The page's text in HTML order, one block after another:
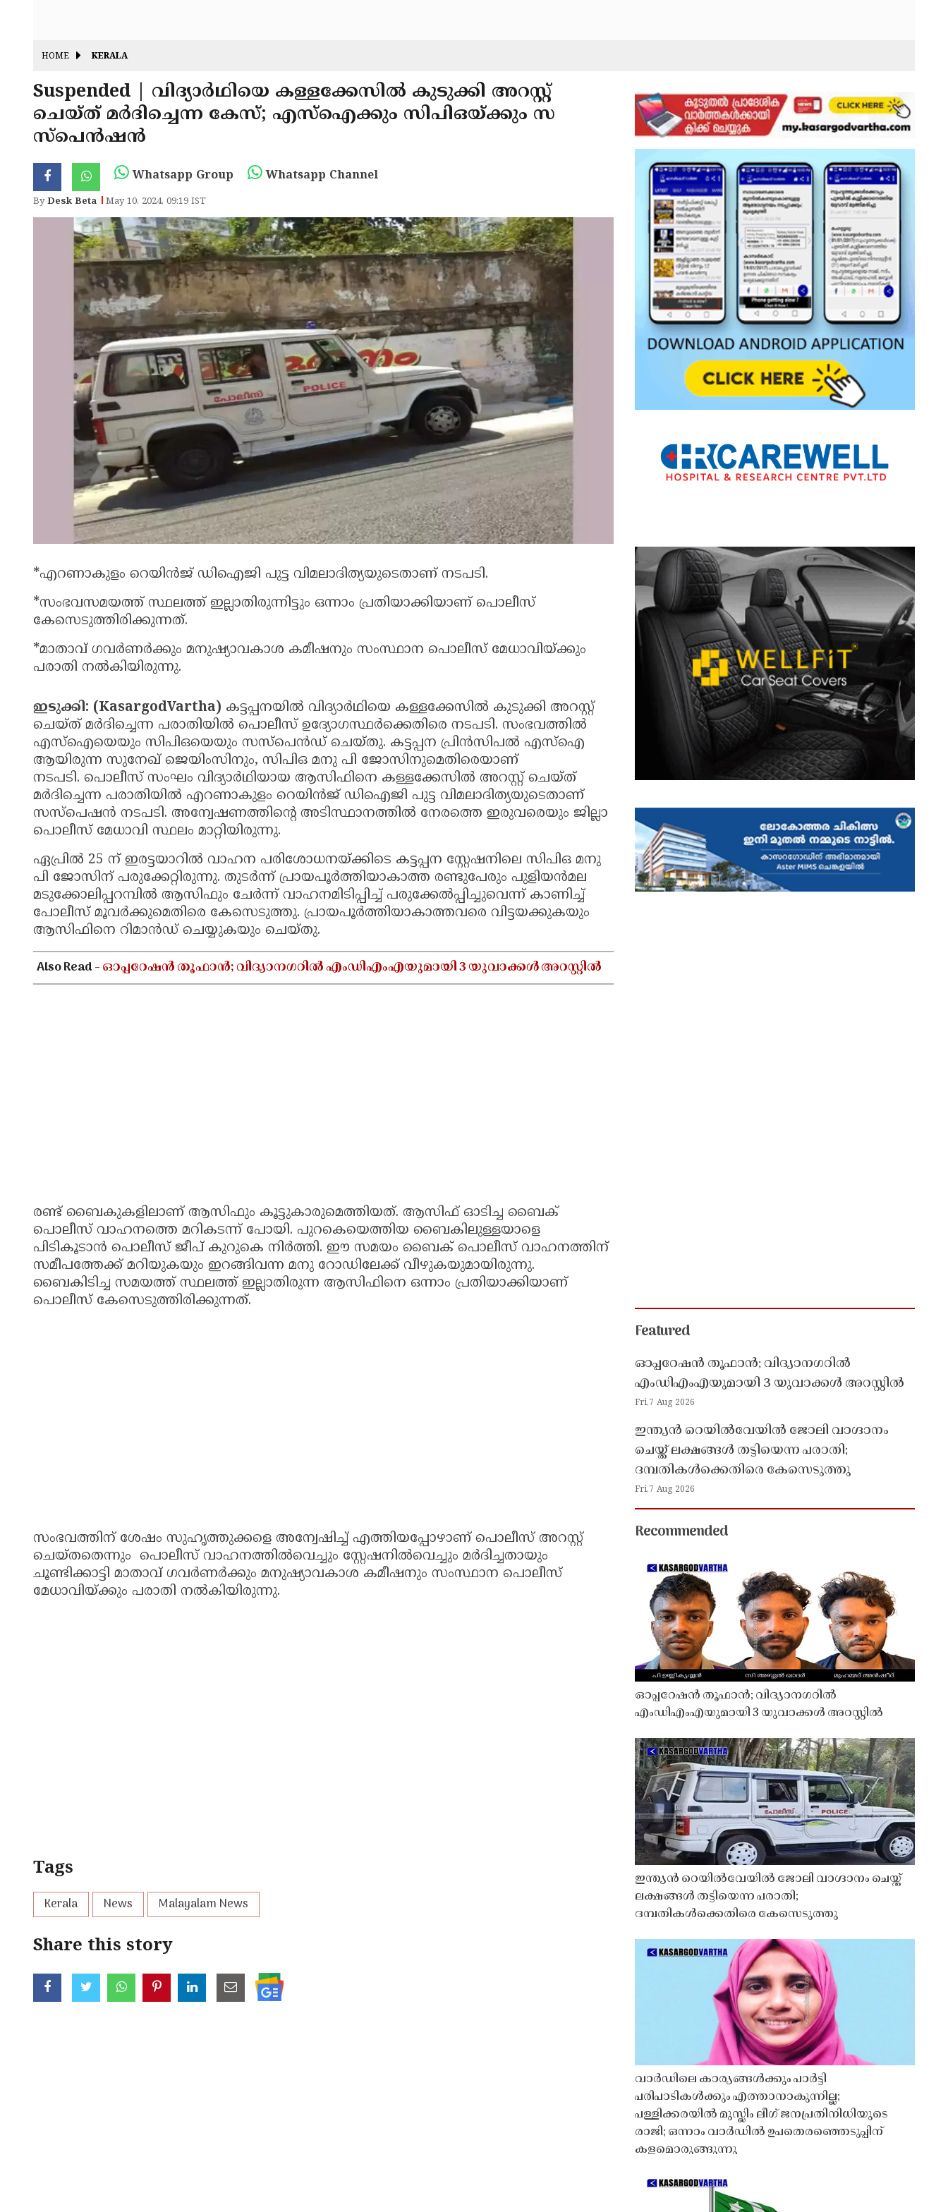
HOME KERALA
Suspended | വിദ്യാര്‍ഥിയെ കള്ളക്കേസില്‍ കുടുക്കി അറസ്റ്റ്
ചെയ്ത് മര്‍ദിച്ചെന്ന കേസ്; എസ്‌ഐക്കും സിപിഒയ്ക്കും സ
സ്‌പെന്‍ഷന്‍
Whatsapp Group Whatsapp Channel
ByDesk Beta May 10, 2024, 09:19 IST
*എറണാകുളം റെയിന്‍ജ് ഡിഐജി പുട്ട വിമലാദിത്യയുടെതാണ് നടപടി.
*സംഭവസമയത്ത് സ്ഥലത്ത് ഇല്ലാതിരുന്നിട്ടും ഒന്നാം പ്രതിയാക്കിയാണ് പൊലീസ്
കേസെടുത്തിരിക്കുന്നത്.
*മാതാവ് ഗവര്‍ണര്‍ക്കും മനുഷ്യാവകാശ കമീഷനും സംസ്ഥാന പൊലീസ് മേധാവിയ്ക്കും
പരാതി നല്‍കിയിരുന്നു.
ഇടുക്കി: (KasargodVartha) കട്ടപ്പനയില്‍ വിദ്യാര്‍ഥിയെ കള്ളക്കേസില്‍ കുടുക്കി അറസ്റ്റ്
ചെയ്ത് മര്‍ദിച്ചെന്ന പരാതിയില്‍ പൊലീസ് ഉദ്യോഗസ്ഥര്‍ക്കെതിരെ നടപടി. സംഭവത്തില്‍
എസ്‌ഐയെയും സിപിഒയെയും സസ്‌പെന്‍ഡ് ചെയ്തു. കട്ടപ്പന പ്രിന്‍സിപല്‍ എസ്‌ഐ
ആയിരുന്ന സുനേഖ് ജെയിംസിനും, സിപിഒ മനു പി ജോസിനുമെതിരെയാണ്
നടപടി. പൊലീസ് സംഘം വിദ്യാര്‍ഥിയായ ആസിഫിനെ കള്ളക്കേസില്‍ അറസ്റ്റ് ചെയ്ത്
മര്‍ദിച്ചെന്ന പരാതിയില്‍ എറണാകുളം റെയിന്‍ജ് ഡിഐജി പുട്ട വിമലാദിത്യയുടെതാണ്
സസ്‌പെഷന്‍ നടപടി. അന്വേഷണത്തിന്റെ അടിസ്ഥാനത്തില്‍ നേരത്തെ ഇരുവരെയും ജില്ലാ
പൊലീസ് മേധാവി സ്ഥലം മാറ്റിയിരുന്നു.
ഏപ്രില്‍ 25 ന് ഇരട്ടയാറില്‍ വാഹന പരിശോധനയ്ക്കിടെ കട്ടപ്പന സ്റ്റേഷനിലെ സിപിഒ മനു
പി ജോസിന് പരുക്കേറ്റിരുന്നു. തുടര്‍ന്ന് പ്രായപൂര്‍ത്തിയാകാത്ത രണ്ടുപേരും പുളിയന്‍മല
മടുക്കോലിപ്പറമ്പില്‍ ആസിഫും ചേര്‍ന്ന് വാഹനമിടിപ്പിച്ച് പരുക്കേല്‍പ്പിച്ചുവെന്ന് കാണിച്ച്
പോലീസ് മൂവര്‍ക്കുമെതിരെ കേസെടുത്തു. പ്രായപൂര്‍ത്തിയാകാത്തവരെ വിട്ടയക്കുകയും
ആസിഫിനെ റിമാന്‍ഡ് ചെയ്യുകയും ചെയ്തു.
Also Read -ഓപ്പറേഷൻ തൂഫാൻ; വിദ്യാനഗറിൽ എംഡിഎംഎയുമായി 3 യുവാക്കൾ അറസ്റ്റിൽ
രണ്ട് ബൈകുകളിലാണ് ആസിഫും കൂട്ടുകാരുമെത്തിയത്. ആസിഫ് ഓടിച്ച ബൈക്
പൊലീസ് വാഹനത്തെ മറികടന്ന് പോയി. പുറകെയെത്തിയ ബൈകിലുള്ളയാളെ
പിടികൂടാന്‍ പൊലീസ് ജീപ് കുറുകെ നിര്‍ത്തി. ഈ സമയം ബൈക് പൊലീസ് വാഹനത്തിന്
സമീപത്തേക്ക് മറിയുകയും ഇറങ്ങിവന്ന മനു റോഡിലേക്ക് വീഴുകയുമായിരുന്നു.
ബൈകിടിച്ച സമയത്ത് സ്ഥലത്ത് ഇല്ലാതിരുന്ന ആസിഫിനെ ഒന്നാം പ്രതിയാക്കിയാണ്
പൊലീസ് കേസെടുത്തിരിക്കുന്നത്.
സംഭവത്തിന് ശേഷം സുഹൃത്തുക്കളെ അന്വേഷിച്ച് എത്തിയപ്പോഴാണ് പൊലീസ് അറസ്റ്റ്
ചെയ്തതെന്നും പൊലീസ് വാഹനത്തില്‍വെച്ചും സ്റ്റേഷനില്‍വെച്ചും മര്‍ദിച്ചതായും
ചൂണ്ടിക്കാട്ടി മാതാവ് ഗവര്‍ണര്‍ക്കും മനുഷ്യാവകാശ കമീഷനും സംസ്ഥാന പൊലീസ്
മേധാവിയ്ക്കും പരാതി നല്‍കിയിരുന്നു.
Tags
Kerala News Malayalam News
Share this story
Featured
ഓപ്പറേഷൻ തൂഫാൻ; വിദ്യാനഗറിൽ
എംഡിഎംഎയുമായി 3 യുവാക്കൾ അറസ്റ്റിൽ
Fri,7 Aug 2026
ഇന്ത്യൻ റെയിൽവേയിൽ ജോലി വാഗ്ദാനം
ചെയ്ത് ലക്ഷങ്ങൾ തട്ടിയെന്ന പരാതി;
ദമ്പതികൾക്കെതിരെ കേസെടുത്തു
Fri,7 Aug 2026
Recommended
ഓപ്പറേഷൻ തൂഫാൻ; വിദ്യാനഗറിൽ
എംഡിഎംഎയുമായി 3 യുവാക്കൾ അറസ്റ്റിൽ
ഇന്ത്യൻ റെയിൽവേയിൽ ജോലി വാഗ്ദാനം ചെയ്ത്
ലക്ഷങ്ങൾ തട്ടിയെന്ന പരാതി;
ദമ്പതികൾക്കെതിരെ കേസെടുത്തു
വാർഡിലെ കാര്യങ്ങൾക്കും പാർട്ടി
പരിപാടികൾക്കും എത്താനാകുന്നില്ല;
പള്ളിക്കരയിൽ മുസ്ലിം ലീഗ് ജനപ്രതിനിധിയുടെ
രാജി; ഒന്നാം വാർഡിൽ ഉപതെരഞ്ഞെടുപ്പിന്
കളമൊരുങ്ങുന്നു